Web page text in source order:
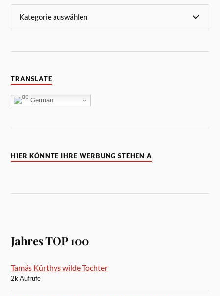
TRANSLATE
German
HIER KÖNNTE IHRE WERBUNG STEHEN A
Jahres TOP 100
Tamás Kürthys wilde Tochter
2k Aufrufe